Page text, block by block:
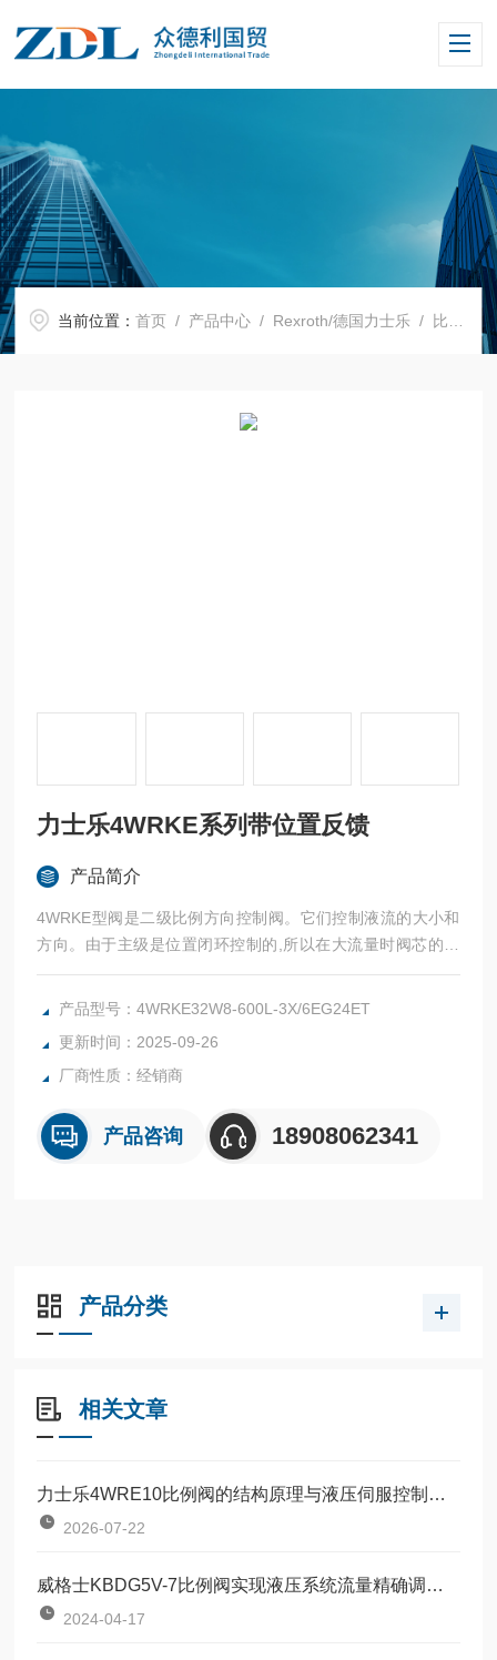
当前位置：首页 / 产品中心 / Rexroth/德国力士乐 / 比例阀 /
力士乐4WRKE系列带位置反馈
产品简介
4WRKE型阀是二级比例方向控制阀。它们控制液流的大小和
方向。由于主级是位置闭环控制的,所以在大流量时阀芯的位
置和液动力无关。力士乐4WRKE系列带位置反馈4WRKE16W
6-220L-3X/6EG24EK31/A1M
产品型号：4WRKE32W8-600L-3X/6EG24ET
更新时间：2025-09-26
厂商性质：经销商
产品咨询 18908062341
产品分类
相关文章
力士乐4WRE10比例阀的结构原理与液压伺服控制技术
2026-07-22
威格士KBDG5V-7比例阀实现液压系统流量精确调节的设备
2024-04-17